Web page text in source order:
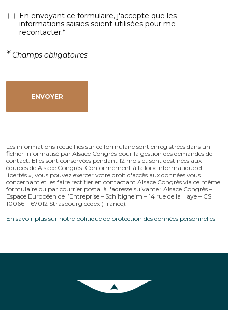
En envoyant ce formulaire, j'accepte que les
informations saisies soient utilisées pour me
recontacter.*
* Champs obligatoires
Les informations recueillies sur ce formulaire sont enregistrées dans un
fichier informatisé par Alsace Congrès pour la gestion des demandes de
contact. Elles sont conservées pendant 12 mois et sont destinées aux
équipes de Alsace Congrès. Conformément à la loi « informatique et
libertés », vous pouvez exercer votre droit d'accès aux données vous
concernant et les faire rectifier en contactant Alsace Congrès via ce même
formulaire ou par courrier postal à l'adresse suivante : Alsace Congrès –
Espace Européen de l’Entreprise – Schiltigheim – 14 rue de la Haye – CS
10066 – 67012 Strasbourg cedex (France).
En savoir plus sur notre politique de protection des données personnelles
Retour en haut de la page